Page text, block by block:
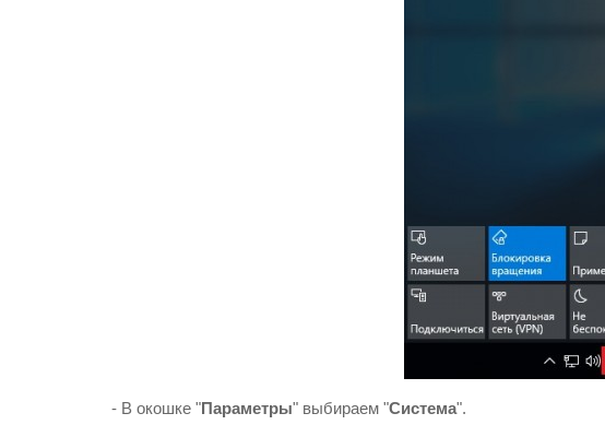
- В окошке "Параметры" выбираем "Система".